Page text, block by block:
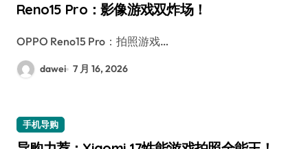
Reno15 Pro：影像游戏双炸场！
OPPO Reno15 Pro：拍照游戏…
dawei 7 月 16, 2026
手机导购